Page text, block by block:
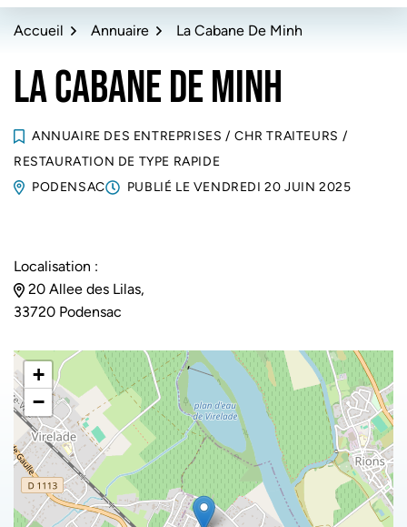
Accueil Annuaire La Cabane De Minh
LA CABANE DE MINH
ANNUAIRE DES ENTREPRISES / CHR TRAITEURS /
RESTAURATION DE TYPE RAPIDE
PODENSAC
PUBLIÉ LE VENDREDI 20 JUIN 2025
Localisation :
20 Allee des Lilas,
33720 Podensac
+
−